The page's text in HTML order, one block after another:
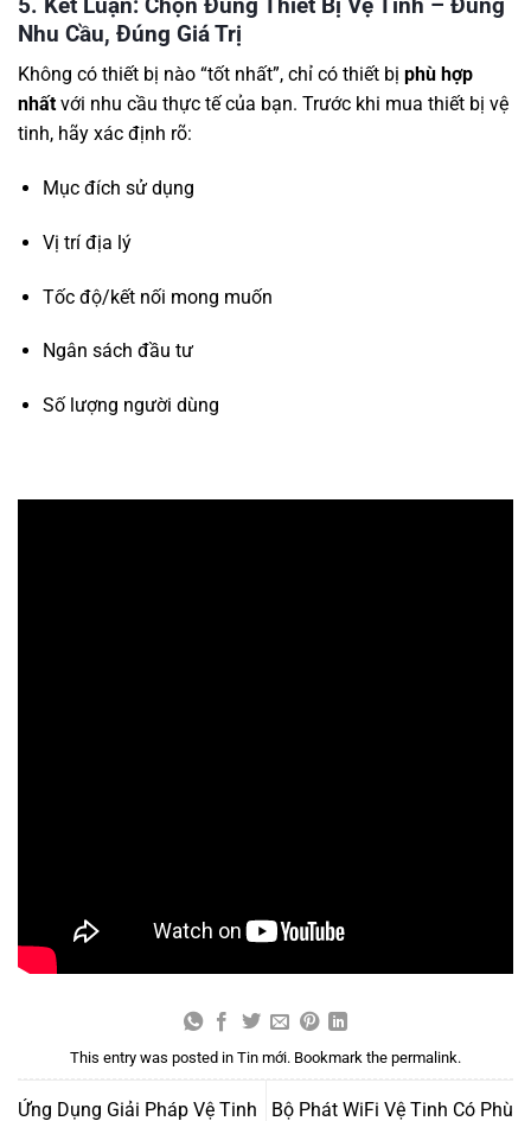
Nhu Cầu, Đúng Giá Trị
Không có thiết bị nào “tốt nhất”, chỉ có thiết bị phù hợp
nhất với nhu cầu thực tế của bạn. Trước khi mua thiết bị vệ
tinh, hãy xác định rõ:
Mục đích sử dụng
Vị trí địa lý
Tốc độ/kết nối mong muốn
Ngân sách đầu tư
Số lượng người dùng
This entry was posted in Tin mới. Bookmark the permalink.
Ứng Dụng Giải Pháp Vệ Tinh
Bộ Phát WiFi Vệ Tinh Có Phù